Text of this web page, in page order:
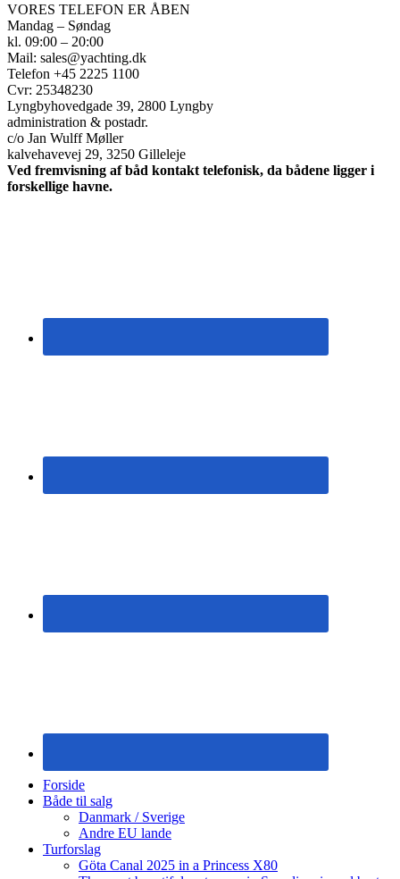
VORES TELEFON ER ÅBEN
Mandag – Søndag
kl. 09:00 – 20:00
Mail: sales@yachting.dk
Telefon +45 2225 1100
Cvr: 25348230
Lyngbyhovedgade 39, 2800 Lyngby
administration & postadr.
c/o Jan Wulff Møller
kalvehavevej 29, 3250 Gilleleje
Ved fremvisning af båd kontakt telefonisk, da bådene ligger i
forskellige havne.
Forside
Både til salg
Danmark / Sverige
Andre EU lande
Turforslag
Göta Canal 2025 in a Princess X80